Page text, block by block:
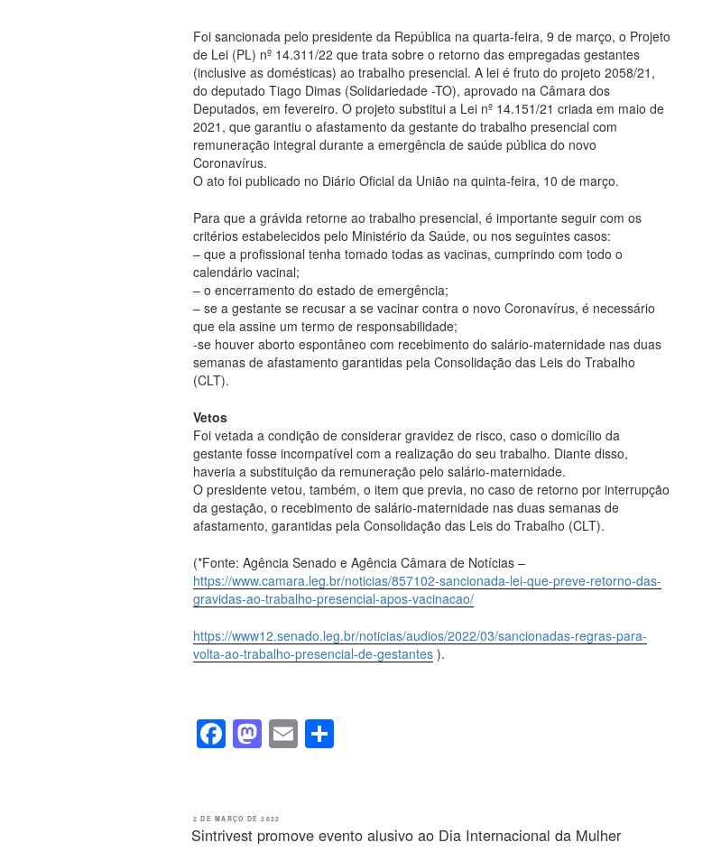
k
n
Foi sancionada pelo presidente da República na quarta-feira, 9 de março, o Projeto
de Lei (PL) nº 14.311/22 que trata sobre o retorno das empregadas gestantes
(inclusive as domésticas) ao trabalho presencial. A lei é fruto do projeto 2058/21,
do deputado Tiago Dimas (Solidariedade -TO), aprovado na Câmara dos
Deputados, em fevereiro. O projeto substitui a Lei nº 14.151/21 criada em maio de
2021, que garantiu o afastamento da gestante do trabalho presencial com
remuneração integral durante a emergência de saúde pública do novo
Coronavírus.
O ato foi publicado no Diário Oficial da União na quinta-feira, 10 de março.
Para que a grávida retorne ao trabalho presencial, é importante seguir com os
critérios estabelecidos pelo Ministério da Saúde, ou nos seguintes casos:
– que a profissional tenha tomado todas as vacinas, cumprindo com todo o
calendário vacinal;
– o encerramento do estado de emergência;
– se a gestante se recusar a se vacinar contra o novo Coronavírus, é necessário
que ela assine um termo de responsabilidade;
-se houver aborto espontâneo com recebimento do salário-maternidade nas duas
semanas de afastamento garantidas pela Consolidação das Leis do Trabalho
(CLT).
Vetos
Foi vetada a condição de considerar gravidez de risco, caso o domicílio da
gestante fosse incompatível com a realização do seu trabalho. Diante disso,
haveria a substituição da remuneração pelo salário-maternidade.
O presidente vetou, também, o item que previa, no caso de retorno por interrupção
da gestação, o recebimento de salário-maternidade nas duas semanas de
afastamento, garantidas pela Consolidação das Leis do Trabalho (CLT).
(*Fonte: Agência Senado e Agência Câmara de Notícias –
https://www.camara.leg.br/noticias/857102-sancionada-lei-que-preve-retorno-das-
gravidas-ao-trabalho-presencial-apos-vacinacao/
https://www12.senado.leg.br/noticias/audios/2022/03/sancionadas-regras-para-
volta-ao-trabalho-presencial-de-gestantes ).
F
a
e
b
M
a
o
d
E
m
PUBLICADO
2 DE MARÇO DE 2022
Sintrivest promove evento alusivo ao Dia Internacional da Mulher